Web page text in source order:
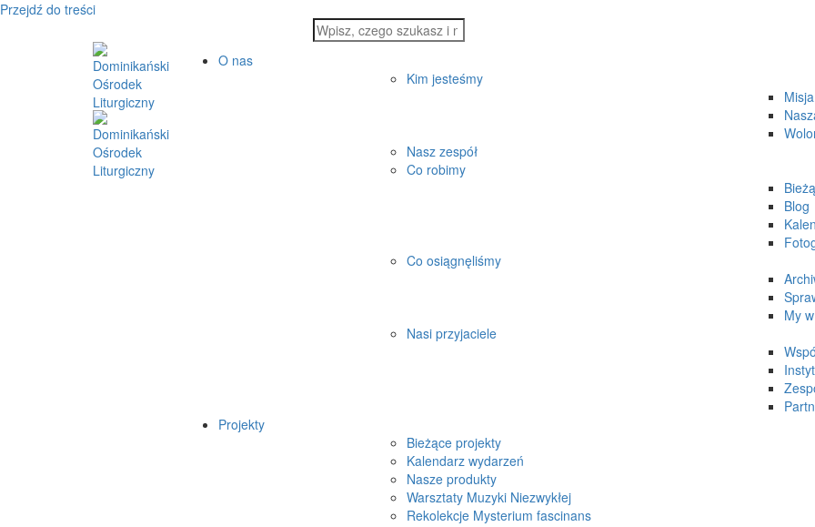
Przejdź do treści
O nas
Kim jesteśmy
Nasz zespół
Co robimy
Blog
Co osiągnęliśmy
My
Nasi przyjaciele
Projekty
Bieżące projekty
Kalendarz wydarzeń
Nasze produkty
Warsztaty Muzyki Niezwykłej
Rekolekcje Mysterium fascinans